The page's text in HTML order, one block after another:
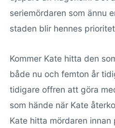
seriemördaren som ännu
staden blir hennes
Kommer Kate hitta den
både nu och femton år
tidigare offren att göra
som hände när Kate
Kate hitta mördaren innan